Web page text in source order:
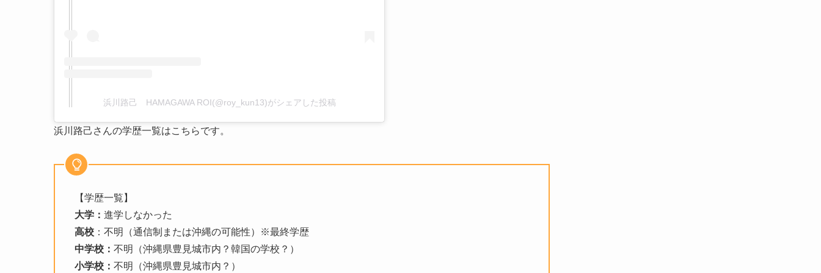
浜川路己 HAMAGAWA ROI(@roy_kun13)がシェアした投稿
浜川路己さんの学歴一覧はこちらです。
【学歴一覧】
大学： 進学しなかった
高校 ：不明（通信制または沖縄の可能性）※最終学歴
中学校： 不明（沖縄県豊見城市内？韓国の学校？）
小学校： 不明（沖縄県豊見城市内？）